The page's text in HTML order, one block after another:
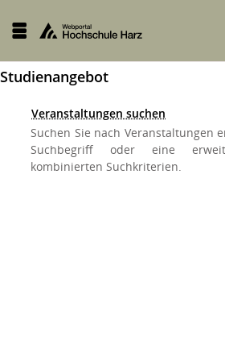
Studienangebot
Veranstaltungen suchen
Suchen Sie nach Veranstaltungen
Suchbegriff oder eine
kombinierten Suchkriterien.